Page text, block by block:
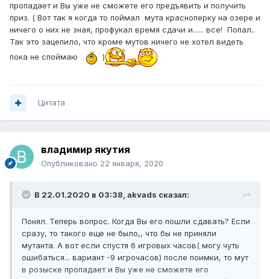
пропадает и Вы уже не сможете его предъявить и получить
приз. ( Вот так я когда то поймал мута красноперку на озере и
ничего о них не зная, профукал время сдачи и...... все! Попал..
Так это зацепило, что кроме мутов ничего не хотел видеть
пока не споймаю
)
Цитата
владимир якутия
Опубликовано 22 января, 2020
В 22.01.2020 в 03:38, akvads сказал:
Понял. Теперь вопрос. Когда Вы его пошли сдавать? Если
сразу, то такого еще не было,, что бы не приняли
мутанта. А вот если спустя 6 игровых часов( могу чуть
ошибаться... вариант -9 игрочасов) после поимки, то мут
в розыске пропадает и Вы уже не сможете его